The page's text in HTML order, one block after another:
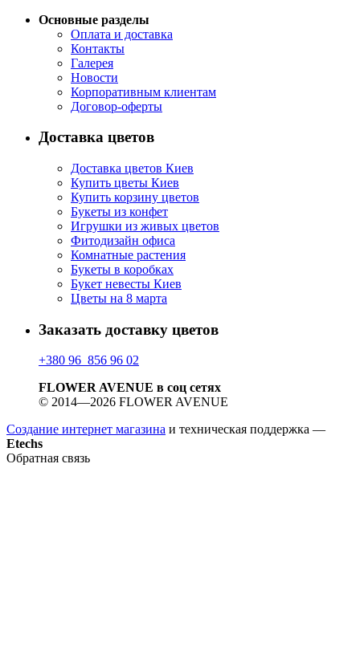
Основные разделы
Оплата и доставка
Контакты
Галерея
Новости
Корпоративным клиентам
Договор-оферты
Доставка цветов
Доставка цветов Киев
Купить цветы Киев
Купить корзину цветов
Букеты из конфет
Игрушки из живых цветов
Фитодизайн офиса
Комнатные растения
Букеты в коробках
Букет невесты Киев
Цветы на 8 марта
Заказать доставку цветов
+380 96 856 96 02
FLOWER AVENUE в соц сетях
© 2014—2026 FLOWER AVENUE
Создание интернет магазина и техническая поддержка —
Etechs
Обратная связь